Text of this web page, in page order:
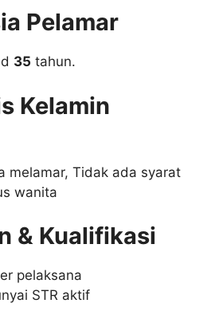
Pelamar
35 tahun.
Kelamin
melamar, Tidak ada syarat
wanita
& Kualifikasi
pelaksana
STR aktif